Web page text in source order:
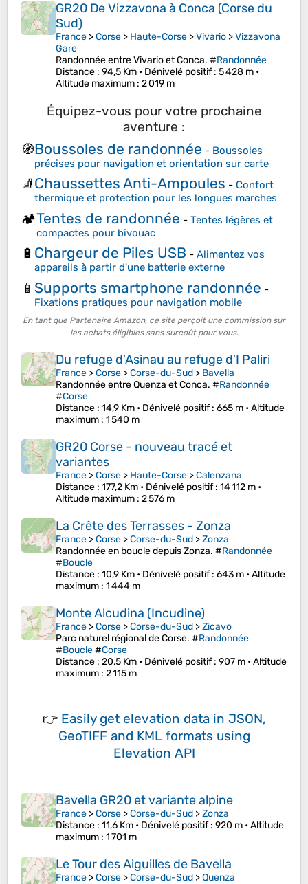
GR20 De Vizzavona à Conca (Corse du
Sud)
France >Corse > Haute-Corse >Vivario >Vizzavona
Gare
Randonnée entre Vivario et Conca. #Randonnée
Distance : 94,5 Km • Dénivelé positif: 5 428 m •
Altitude maximum : 2 019 m
Équipez-vous pour votre prochaine
aventure :
🧭Boussoles de randonnée - Boussoles
précises pour navigation et orientation sur carte
🧦Chaussettes Anti-Ampoules - Confort
thermique et protection pour les longues marches
🏕️Tentes de randonnée - Tentes légères et
compactes pour bivouac
🔋 Chargeur de Piles USB - Alimentez vos
appareils à partir d'une batterie externe
📱 Supports smartphone randonnée -
Fixations pratiques pour navigation mobile
En tant que Partenaire Amazon, ce site perçoit une commission sur
les achats éligibles sans surcoût pour vous.
Du refuge d'Asinau au refuge d'I Paliri
France >Corse >Corse-du-Sud > Bavella
Randonnée entre Quenza et Conca. #Randonnée
#Corse
Distance : 14,9 Km • Dénivelé positif: 665 m •Altitude
maximum : 1 540 m
GR20 Corse - nouveau tracé et
variantes
France >Corse > Haute-Corse >Calenzana
Distance : 177,2 Km • Dénivelé positif: 14 112 m •
Altitude maximum : 2 576 m
La Crête des Terrasses - Zonza
France >Corse >Corse-du-Sud >Zonza
Randonnée en boucle depuis Zonza. #Randonnée
#Boucle
Distance : 10,9 Km • Dénivelé positif: 643 m •Altitude
maximum : 1 444 m
Monte Alcudina (Incudine)
France >Corse >Corse-du-Sud >Zicavo
Parc naturel régional de Corse. #Randonnée
#Boucle#Corse
Distance : 20,5 Km • Dénivelé positif: 907 m •Altitude
maximum : 2 115 m
👉 Easily get elevation data in JSON,
GeoTIFF and KML formats using
Elevation API
Bavella GR20 et variante alpine
France >Corse >Corse-du-Sud >Zonza
Distance : 11,6 Km • Dénivelé positif: 920 m •Altitude
maximum : 1 701 m
Le Tour des Aiguilles de Bavella
France >Corse >Corse-du-Sud >Quenza